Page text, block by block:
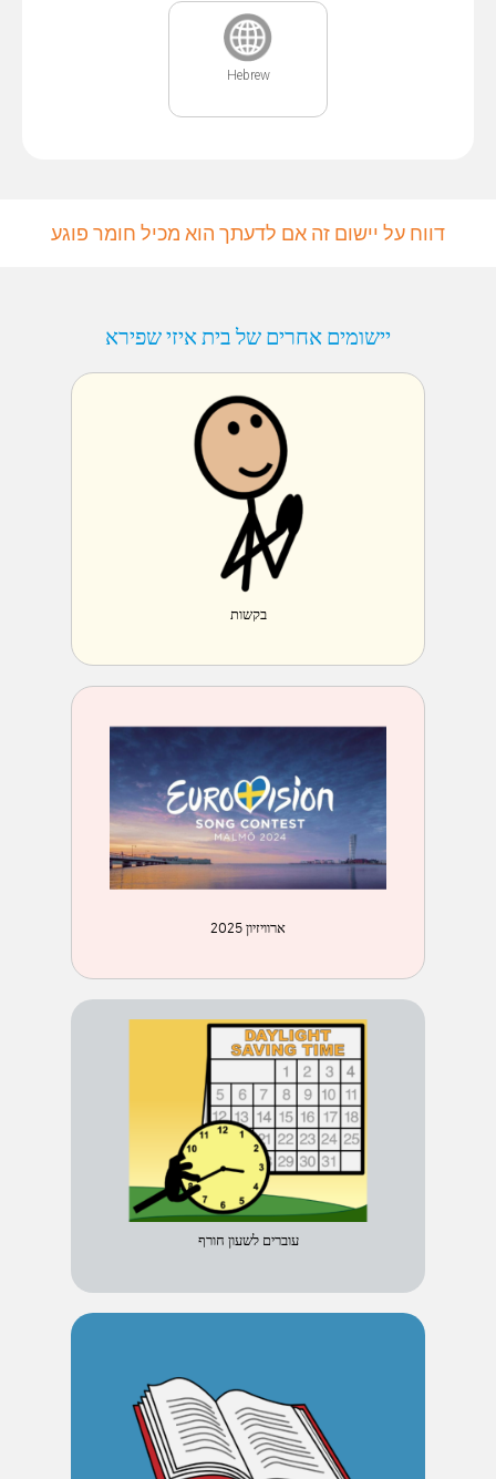
Hebrew
דווח על יישום זה אם לדעתך הוא מכיל חומר פוגע
יישומים אחרים של בית איזי שפירא
בקשות
ארוויזיון 2025
עוברים לשעון חורף